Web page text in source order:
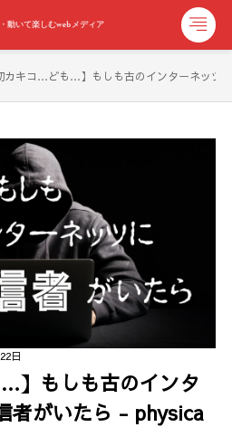
動いて楽しむwebメディア
カキコ…ども…】もしも古のインターネッツ
日
】もしも古のインタ
者がいたら - physica